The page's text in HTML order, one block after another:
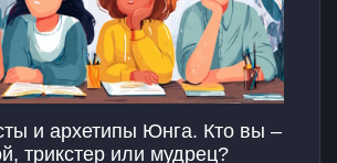
и архетипы Юнга. Кто вы –
трикстер или мудрец?